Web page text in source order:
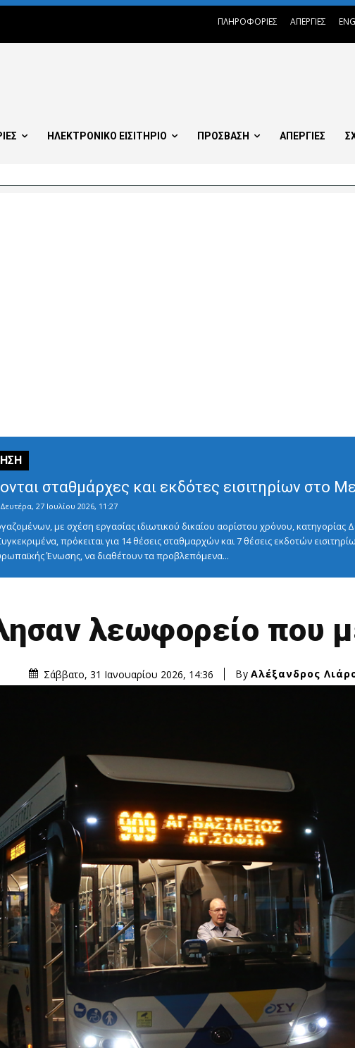
ΠΛΗΡΟΦΟΡΙΕΣ ΑΠΕΡΓΙΕΣ
ΗΛΕΚΤΡΟΝΙΚΟ ΕΙΣΙΤΗΡΙΟ ΠΡΟΣΒΑΣΗ ΑΠΕΡΓΙΕΣ
σταθμάρχες και εκδότες εισιτηρίων στο
Δευτέρα, 27 Ιουλίου 2026, 11:27
με σχέση εργασίας ιδιωτικού δικαίου αορίστου χρόνου,
πρόκειται για 14 θέσεις σταθμαρχών και 7 θέσεις εκδοτών
Ένωσης, να διαθέτουν τα προβλεπόμενα...
λεωφορείο που
Σάββατο, 31 Ιανουαρίου 2026, 14:36 By Αλέξανδρος